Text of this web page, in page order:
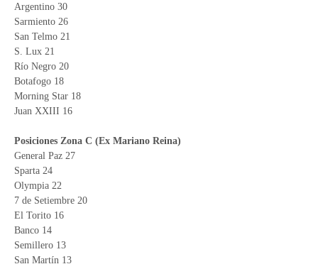
Argentino 30
Sarmiento 26
San Telmo 21
S. Lux 21
Río Negro 20
Botafogo 18
Morning Star 18
Juan XXIII 16
Posiciones Zona C (Ex Mariano Reina)
General Paz 27
Sparta 24
Olympia 22
7 de Setiembre 20
El Torito 16
Banco 14
Semillero 13
San Martín 13